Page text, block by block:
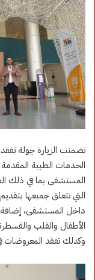
تضمنت الزيارة جولة
الخدمات الطبية
المستشفى بما في ذلك
التي تتعلق جميعها
داخل المستشفى، إضافة
الأطفال والقلب
وكذلك تفقد